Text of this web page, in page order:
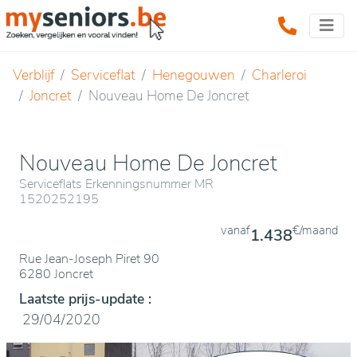
Verblijf Serviceflat Henegouwen
Charleroi
Joncret
Nouveau Home De Joncret
Nouveau Home De Joncret
Serviceflats Erkenningsnummer MR
1520252195
Rue Jean-Joseph Piret 90
6280 Joncret
vanaf1.438€/maand
Laatste prijs-update :
29/04/2020